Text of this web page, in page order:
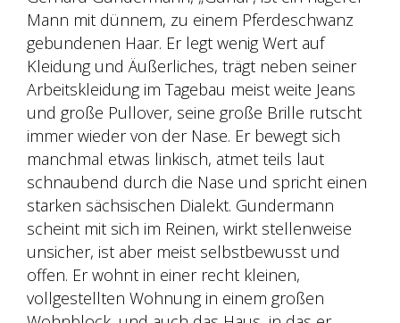
Mann mit dünnem, zu einem Pferdeschwanz
gebundenen Haar. Er legt wenig Wert auf
Kleidung und Äußerliches, trägt neben seiner
Arbeitskleidung im Tagebau meist weite Jeans
und große Pullover, seine große Brille rutscht
immer wieder von der Nase. Er bewegt sich
manchmal etwas linkisch, atmet teils laut
schnaubend durch die Nase und spricht einen
starken sächsischen Dialekt. Gundermann
scheint mit sich im Reinen, wirkt stellenweise
unsicher, ist aber meist selbstbewusst und
offen. Er wohnt in einer recht kleinen,
vollgestellten Wohnung in einem großen